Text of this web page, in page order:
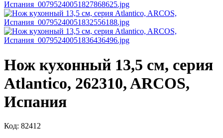
Нож кухонный 13,5 см, серия
Atlantico, 262310, ARCOS,
Испания
Код: 82412